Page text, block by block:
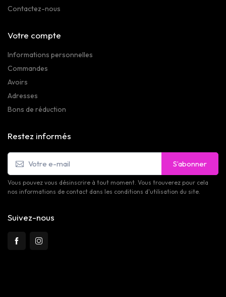
Contactez-nous
Votre compte
Informations personnelles
Commandes
Avoirs
Adresses
Bons de réduction
Restez informés
S’abonner
Vous pouvez vous désinscrire à tout moment. Vous trouverez pour cela
nos informations de contact dans les conditions d'utilisation du site.
Suivez-nous